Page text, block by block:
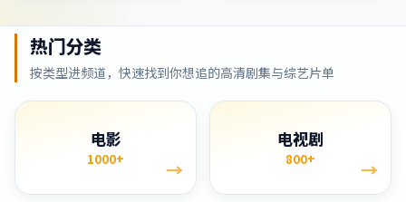
热门分类
按类型进频道，快速找到你想追的高清剧集与综艺片单
电影
1000+ →
电视剧
800+ →